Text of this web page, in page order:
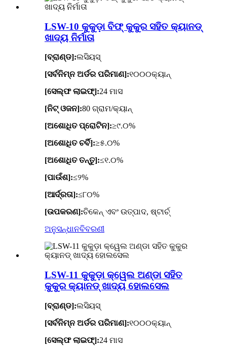
LSW-10 କୁକୁଡ଼ା ବିଫ୍ କୁକୁର ସହିତ କ୍ୟାନଡ୍
ଖାଦ୍ୟ ନିର୍ମାତା
[ବ୍ରାଣ୍ଡ]:ଲସିୟସ୍
[ସର୍ବନିମ୍ନ ଅର୍ଡର ପରିମାଣ]:୧୦୦୦କ୍ୟାନ୍
[ସେଲ୍ଫ ଲାଇଫ୍]:24 ମାସ
[ନିଟ୍ ଓଜନ]:80 ଗ୍ରାମ/କ୍ୟାନ୍
[ଅଶୋଧିତ ପ୍ରୋଟିନ]:≥୯.୦%
[ଅଶୋଧିତ ଚର୍ବି]:≥୫.୦%
[ଅଶୋଧିତ ତନ୍ତୁ]:≤୧.୦%
[ପାଉଁଶ]:≤୨%
[ଆର୍ଦ୍ରତା]:≤୮୦%
[ଉପକରଣ]:ଚିକେନ୍ ଏବଂ ଉତ୍ପାଦ, ଷ୍ଟାର୍ଚ୍
ଅନୁସନ୍ଧାନବିବରଣୀ
LSW-11 କୁକୁଡ଼ା କ୍ୱେଲ ଅଣ୍ଡା ସହିତ
କୁକୁର କ୍ୟାନଡ୍ ଖାଦ୍ୟ ହୋଲସେଲ
[ବ୍ରାଣ୍ଡ]:ଲସିୟସ୍
[ସର୍ବନିମ୍ନ ଅର୍ଡର ପରିମାଣ]:୧୦୦୦କ୍ୟାନ୍
[ସେଲ୍ଫ ଲାଇଫ୍]:24 ମାସ